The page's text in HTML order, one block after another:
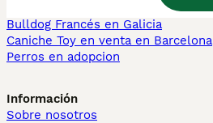
Bulldog Francés en Galicia
Caniche Toy en venta en Barcelona
Perros en adopcion
Información
Sobre nosotros